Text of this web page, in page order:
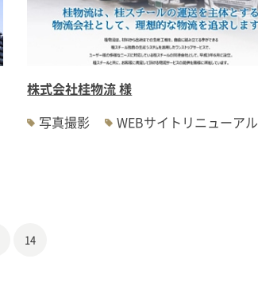
株式会社桂物流 様
写真撮影
WEBサイトリニューアル
14